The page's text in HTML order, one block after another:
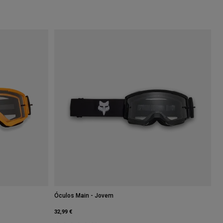
Óculos Main - Jovem
32,99 €